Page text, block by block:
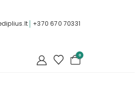
+370 670 70331
0